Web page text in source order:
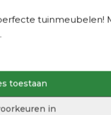
tuinmeubelen!
toestaan
in
tot vrijdag: 8.30u -